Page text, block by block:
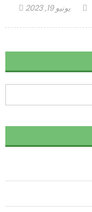
Posted يونيو 19, 2023